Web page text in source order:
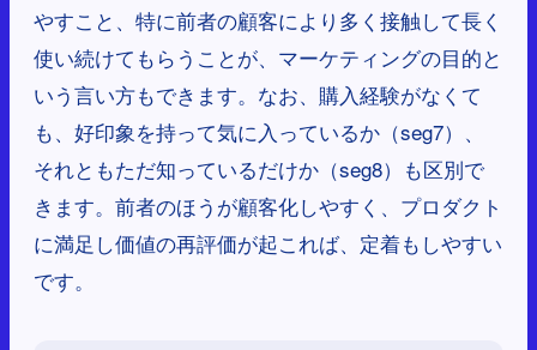
やすこと、特に前者の顧客により多く接触して長く
使い続けてもらうことが、マーケティングの目的と
いう言い方もできます。なお、購入経験がなくて
も、好印象を持って気に入っているか（seg7）、
それともただ知っているだけか（seg8）も区別で
きます。前者のほうが顧客化しやすく、プロダクト
に満足し価値の再評価が起これば、定着もしやすい
です。